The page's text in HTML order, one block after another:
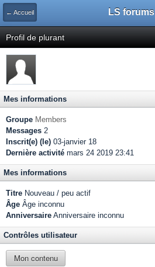
← Accueil LS forums
Profil de plurant
Mes informations
Groupe Members
Messages 2
Inscrit(e) (le) 03-janvier 18
Dernière activité mars 24 2019 23:41
Mes informations
Titre Nouveau / peu actif
Âge Âge inconnu
Anniversaire Anniversaire inconnu
Contrôles utilisateur
Mon contenu